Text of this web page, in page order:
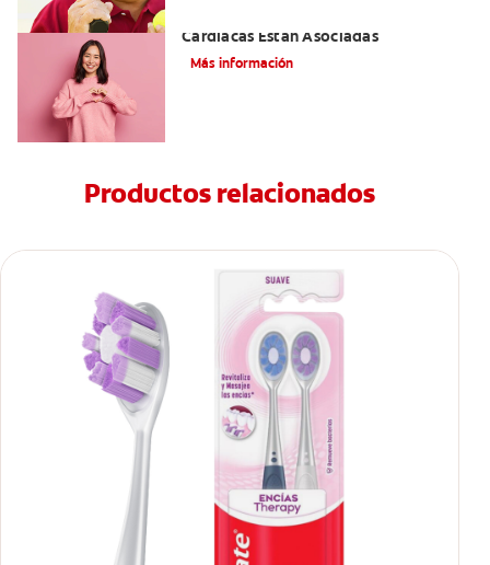
Cardíacas Están Asociadas
Más información
Productos relacionados